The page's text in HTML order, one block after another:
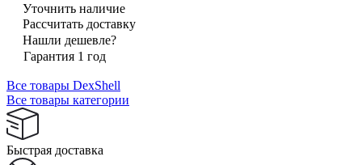
Уточнить наличие
Рассчитать доставку
Нашли дешевле?
Гарантия 1 год
Все товары DexShell
Все товары категории
Быстрая доставка